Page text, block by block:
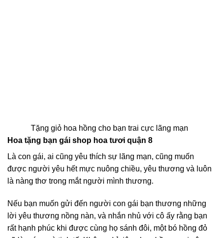
Tặng giỏ hoa hồng cho bạn trai cực lãng mạn
Hoa tặng bạn gái shop hoa tươi quận 8
Là con gái, ai cũng yêu thích sự lãng mạn, cũng muốn
được người yêu hết mực nuông chiều, yêu thương và luôn
là nàng thơ trong mắt người mình thương.
Nếu bạn muốn gửi đến người con gái bạn thương những
lời yêu thương nồng nàn, và nhắn nhủ với cô ấy rằng bạn
rất hạnh phúc khi được cùng họ sánh đôi, một bó hồng đỏ